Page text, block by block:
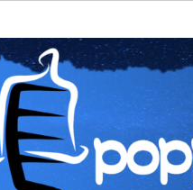
zu Ihrem Vergnügen